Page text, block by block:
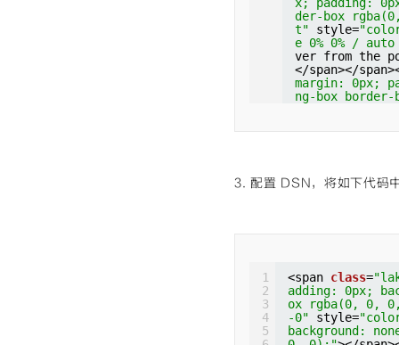
(</span><span
padding: 0px;
-box rgba(0,
53, 153, 119);
at scroll
bracket"
ound: none
0);">)</
ake-lm-pad-
x rgba(0, 0,
b(0, 92, 197);
at scroll
="cm-bracket"
ackground:
der-box
t"
style=
e 0% 0% /
ver from the
</span></
margin: 0px;
ng-box
up from the
</span></
style=
e 0% 0% /
greSQL]
</span></
margin: 0px;
ng-box
3. 配置 DSN，将如下代码
1
2
3
4
5
<span class=
adding: 0px;
ox rgba(0, 0,
-0"
style=
background: